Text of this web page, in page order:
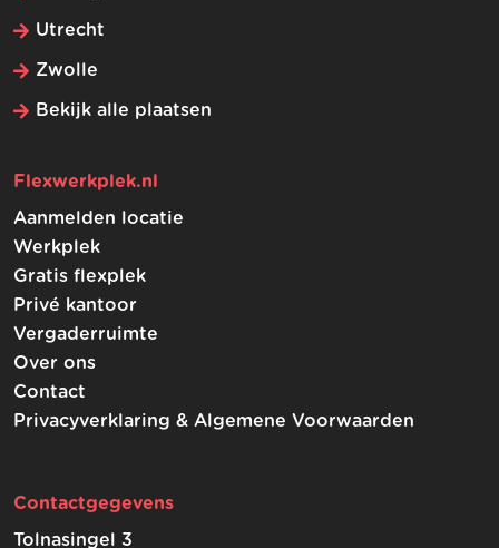
Flexwerkplek.nl
Aanmelden locatie
Werkplek
Gratis flexplek
Privé kantoor
Vergaderruimte
Over ons
Contact
Privacyverklaring & Algemene Voorwaarden
Utrecht
Zwolle
Bekijk alle plaatsen
Contactgegevens
Tolnasingel 3